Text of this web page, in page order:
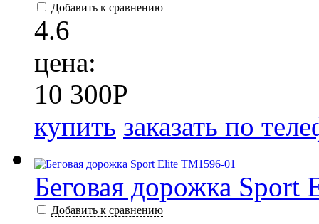
Добавить к сравнению
4.6
цена:
10 300P
купить заказать по
Беговая дорожка Sport
Добавить к сравнению